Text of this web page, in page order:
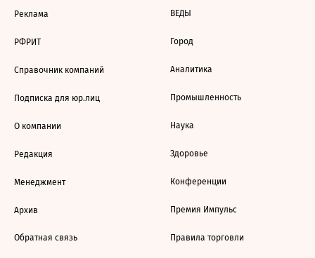
Реклама
РФРИТ
Справочник компаний
Подписка для юр.лиц
О компании
Редакция
Менеджмент
Архив
Обратная связь
ВЕДЫ
Город
Аналитика
Промышленность
Наука
Здоровье
Конференции
Премия Импульс
Правила торговли